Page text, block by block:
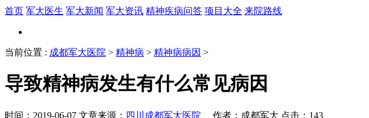
首页 军大医生 军大新闻 军大资讯 精神疾病问答 项目大全 来院路线
当前位置 : 成都军大医院 > 精神病 > 精神病病因 >
导致精神病发生有什么常见病因
时间：2019-06-07 文章来源： 四川成都军大医院 作者：成都军大 点击：143